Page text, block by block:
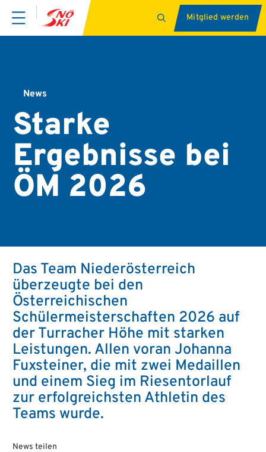
Mitglied werden
News
Starke
Ergebnisse bei
ÖM 2026
Das Team Niederösterreich
überzeugte bei den
Österreichischen
Schülermeisterschaften 2026 auf
der Turracher Höhe mit starken
Leistungen. Allen voran Johanna
Fuxsteiner, die mit zwei Medaillen
und einem Sieg im Riesentorlauf
zur erfolgreichsten Athletin des
Teams wurde.
News teilen